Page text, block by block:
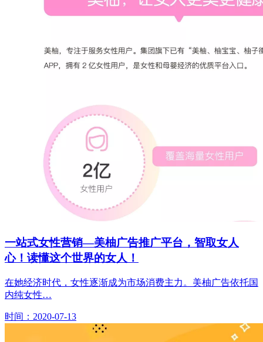
一站式女性营销—美柚广告推广平台，智取女人
心！读懂这个世界的女人！
在她经济时代，女性逐渐成为市场消费主力。美柚广告依托国
内纯女性…
时间：2020-07-13